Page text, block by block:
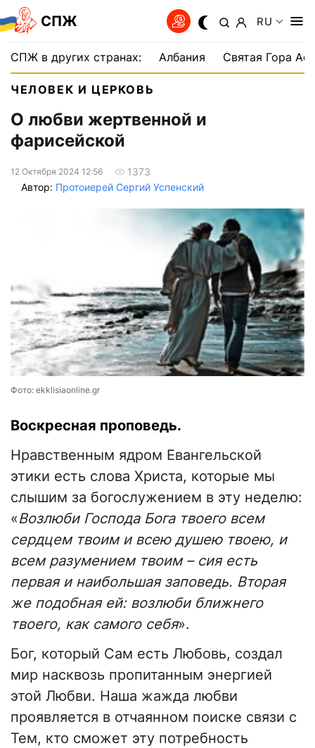
СПЖ RU
СПЖ в других странах: Албания Святая Гора
ЧЕЛОВЕК И ЦЕРКОВЬ
О любви жертвенной и
фарисейской
12 Октября 2024 12:56
1373
Автор: Протоиерей Сергий Успенский
Фото: ekklisiaonline.gr
Воскресная проповедь.
Нравственным ядром Евангельской
этики есть слова Христа, которые мы
слышим за богослужением в эту неделю:
«Возлюби Господа Бога твоего всем
сердцем твоим и всею душею твоею, и
всем разумением твоим – сия есть
первая и наибольшая заповедь. Вторая
же подобная ей: возлюби ближнего
твоего, как самого себя».
Бог, который Сам есть Любовь, создал
мир насквозь пропитанным энергией
этой Любви. Наша жажда любви
проявляется в отчаянном поиске связи с
Тем, кто сможет эту потребность